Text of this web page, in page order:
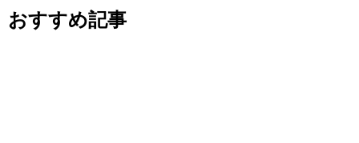
おすすめ記事